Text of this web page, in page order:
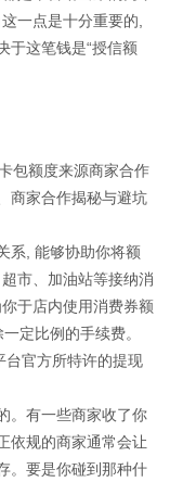
一点是十分重要的,
于这笔钱是“授信额
系, 能够协助你将额
市、加油站等接纳消
于店内使用消费券额
定比例的手续费。
台官方所特许的提现
。有一些商家收了你
依规的商家通常会让
。要是你碰到那种什